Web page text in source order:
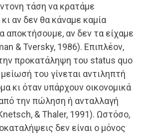
τάση να κρατάμε
αν δεν θα κάναμε καμία
αποκτήσουμε, αν δεν τα είχαμε
& Tversky, 1986). Επιπλέον,
προκατάληψη του status quo
μείωσή του γίνεται αντιληπτή
κι όταν υπάρχουν οικονομικά
την πώληση ή ανταλλαγή
& Thaler, 1991). Ωστόσο,
δεν είναι ο μόνος